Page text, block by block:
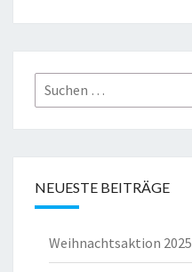
Suchen
nach:
NEUESTE BEITRÄGE
Weihnachtsaktion 2025